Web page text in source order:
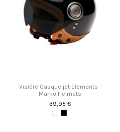
Visière Casque jet Elements -
Marko Helmets
39,95 €